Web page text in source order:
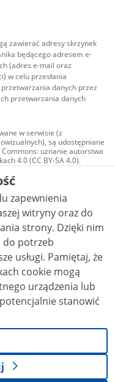
zawierać adresy skrzynek
będącego adresem e-
(adres e-mail oraz
w celu przesłania
przetwarzania danych przez
przetwarzania danych
w serwisie (z
są udostępniane
uznanie autorstwa
4.0 (CC BY-SA 4.0).
w tym zdjęcia, materiały
na licencji typu
autorstwa użycie
zależnych 4.0 (CC BY-
stwierdzone inaczej.
zapewnienia
witryny oraz do
Dzięki nim
do potrzeb
że
cookie mogą
urządzenia lub
stanowić